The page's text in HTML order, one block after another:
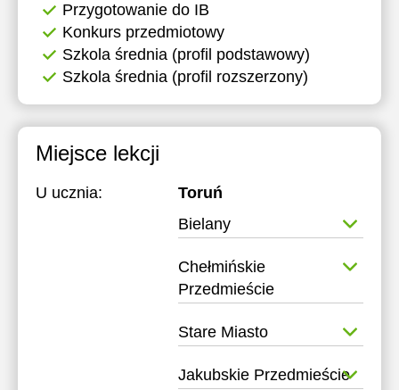
Przygotowanie do IB
Konkurs przedmiotowy
Szkola średnia (profil podstawowy)
Szkola średnia (profil rozszerzony)
Miejsce lekcji
U ucznia:
Toruń
Bielany
Chełmińskie
Przedmieście
Stare Miasto
Jakubskie Przedmieście